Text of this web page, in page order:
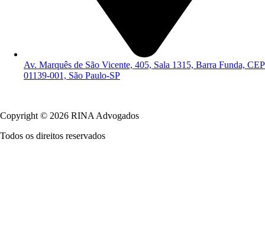
Av. Marquês de São Vicente, 405, Sala 1315, Barra Funda, CEP
01139-001, São Paulo-SP
Copyright © 2026 RINA Advogados
Todos os direitos reservados